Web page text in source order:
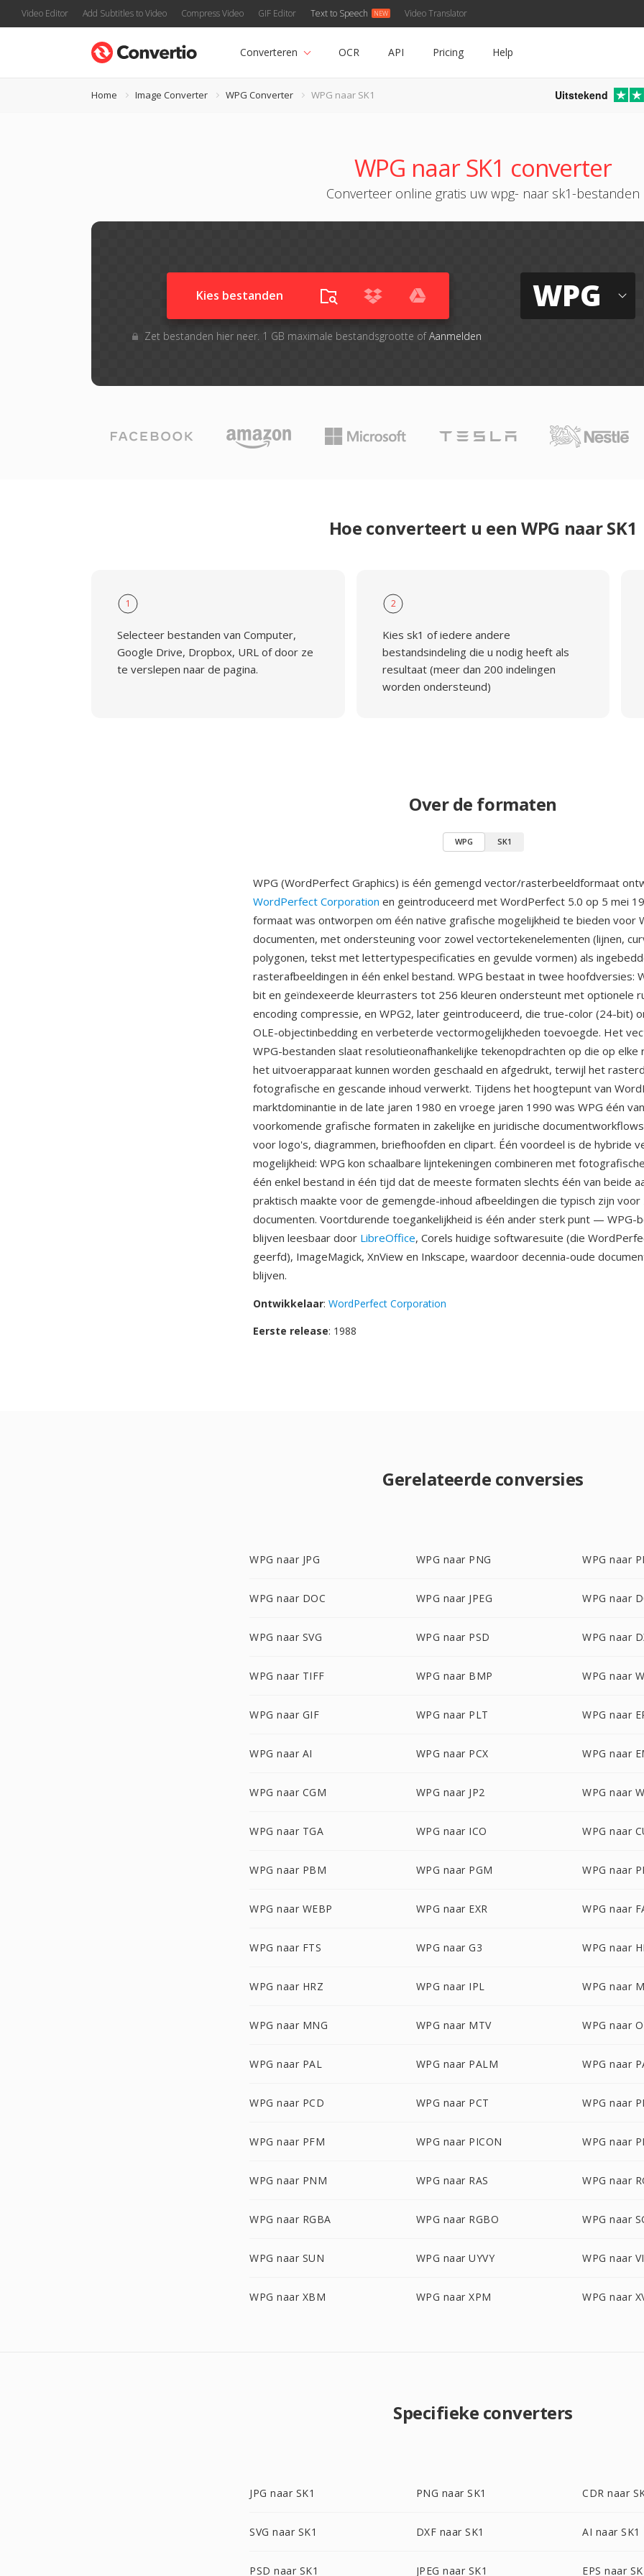
Video Editor Add Subtitles to Video Compress Video GIF Editor Text to Speech Video Translator
Converteren OCR API Pricing Help
Home Image Converter WPG Converter WPG naar SK1 Uitstekend
WPG naar SK1 converter
Converteer online gratis uw wpg- naar sk1-bestanden
Kies bestanden
Zet bestanden hier neer. 1 GB maximale bestandsgrootte ofAanmelden
WPG
Hoe converteert u een WPG naar SK1
1
Selecteer bestanden van Computer,
Google Drive, Dropbox, URL of door ze
te verslepen naar de pagina.
2
Kies sk1 of iedere andere
bestandsindeling die u nodig heeft als
resultaat (meer dan 200 indelingen
worden ondersteund)
Over de formaten
WPG SK1
WPG (WordPerfect Graphics) is één gemengd vector/rasterbeeldformaat
WordPerfect Corporation en geintroduceerd met WordPerfect 5.0 op 5 mei
formaat was ontworpen om één native grafische mogelijkheid te bieden voor
documenten, met ondersteuning voor zowel vectortekenelementen (lijnen,
polygonen, tekst met lettertypespecificaties en gevulde vormen) als
rasterafbeeldingen in één enkel bestand. WPG bestaat in twee hoofdversies:
bit en geïndexeerde kleurrasters tot 256 kleuren ondersteunt met optionele
encoding compressie, en WPG2, later geintroduceerd, die true-color (24-bit)
OLE-objectinbedding en verbeterde vectormogelijkheden toevoegde. Het
WPG-bestanden slaat resolutieonafhankelijke tekenopdrachten op die op elke
het uitvoerapparaat kunnen worden geschaald en afgedrukt, terwijl het
fotografische en gescande inhoud verwerkt. Tijdens het hoogtepunt van
marktdominantie in de late jaren 1980 en vroege jaren 1990 was WPG één
voorkomende grafische formaten in zakelijke en juridische
voor logo's, diagrammen, briefhoofden en clipart. Één voordeel is de hybride
mogelijkheid: WPG kon schaalbare lijntekeningen combineren met
één enkel bestand in één tijd dat de meeste formaten slechts één van beide
praktisch maakte voor de gemengde-inhoud afbeeldingen die typisch zijn voor
documenten. Voortdurende toegankelijkheid is één ander sterk punt — WPG-
blijven leesbaar door LibreOffice, Corels huidige softwaresuite (die
geerfd), ImageMagick, XnView en Inkscape, waardoor decennia-oude
blijven.
Ontwikkelaar: WordPerfect Corporation
Eerste release: 1988
Gerelateerde conversies
WPG naar JPG WPG naar PNG WPG naar
WPG naar DOC WPG naar JPEG WPG naar
WPG naar SVG WPG naar PSD WPG naar
WPG naar TIFF WPG naar BMP WPG naar
WPG naar GIF WPG naar PLT WPG naar
WPG naar AI WPG naar PCX WPG naar
WPG naar CGM WPG naar JP2 WPG naar
WPG naar TGA WPG naar ICO WPG naar
WPG naar PBM WPG naar PGM WPG naar
WPG naar WEBP WPG naar EXR WPG naar
WPG naar FTS WPG naar G3 WPG naar
WPG naar HRZ WPG naar IPL WPG naar
WPG naar MNG WPG naar MTV WPG naar
WPG naar PAL WPG naar PALM WPG naar
WPG naar PCD WPG naar PCT WPG naar
WPG naar PFM WPG naar PICON WPG naar
WPG naar PNM WPG naar RAS WPG naar
WPG naar RGBA WPG naar RGBO WPG naar
WPG naar SUN WPG naar UYVY WPG naar
WPG naar XBM WPG naar XPM WPG naar
Specifieke converters
JPG naar SK1 PNG naar SK1 CDR naar
SVG naar SK1 DXF naar SK1 AI naar SK1
PSD naar SK1 JPEG naar SK1 EPS naar